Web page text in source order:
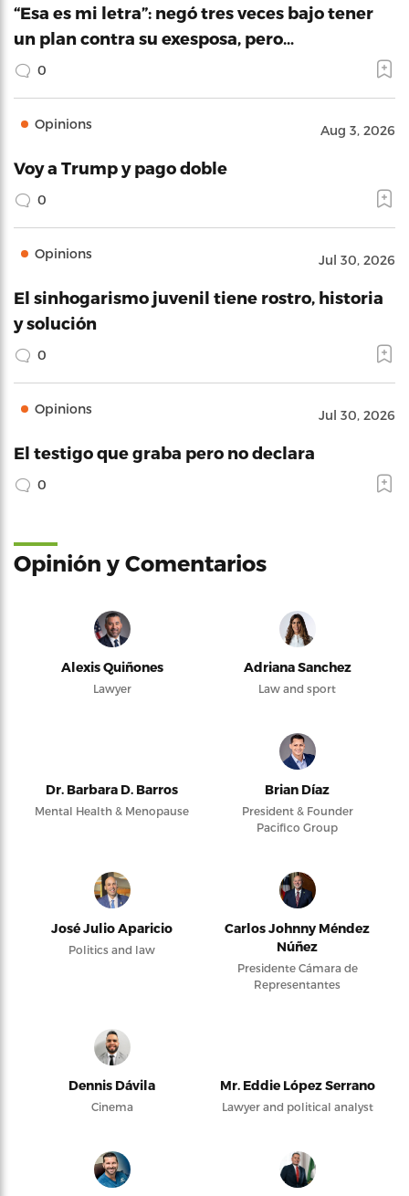
“Esa es mi letra”: negó tres veces bajo tener
un plan contra su exesposa, pero…
0
Opinions Aug 3, 2026
Voy a Trump y pago doble
0
Opinions Jul 30, 2026
El sinhogarismo juvenil tiene rostro, historia
y solución
0
Opinions Jul 30, 2026
El testigo que graba pero no declara
0
Opinión y Comentarios
Alexis Quiñones
Lawyer
Adriana Sanchez
Law and sport
Dr. Barbara D. Barros
Mental Health & Menopause
Brian Díaz
President & Founder
Pacifico Group
José Julio Aparicio
Politics and law
Carlos Johnny Méndez
Núñez
Presidente Cámara de
Representantes
Dennis Dávila
Cinema
Mr. Eddie López Serrano
Lawyer and political analyst